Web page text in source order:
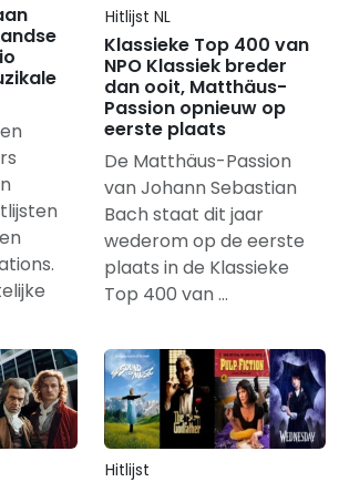
Hitlijst NL
Klassieke Top 400 van
NPO Klassiek breder
dan ooit, Matthäus-
Passion opnieuw op
eerste plaats
De Matthäus-Passion
van Johann Sebastian
Bach staat dit jaar
wederom op de eerste
plaats in de Klassieke
Top 400 van …
Hitlijst